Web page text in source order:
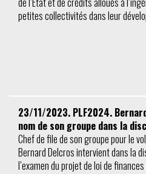
petites collectivités dans leur
23/11/2023. PLF2024.
nom de son groupe dans la
Chef de file de son groupe pour le
Bernard Delcros intervient dans la
l’examen du projet de loi de